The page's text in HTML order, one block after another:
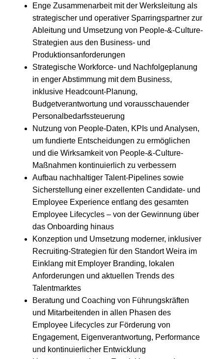
Enge Zusammenarbeit mit der Werksleitung als
strategischer und operativer Sparringspartner zur
Ableitung und Umsetzung von People-&-Culture-
Strategien aus den Business- und
Produktionsanforderungen
Strategische Workforce- und Nachfolgeplanung
in enger Abstimmung mit dem Business,
inklusive Headcount-Planung,
Budgetverantwortung und vorausschauender
Personalbedarfssteuerung
Nutzung von People-Daten, KPIs und Analysen,
um fundierte Entscheidungen zu ermöglichen
und die Wirksamkeit von People-&-Culture-
Maßnahmen kontinuierlich zu verbessern
Aufbau nachhaltiger Talent-Pipelines sowie
Sicherstellung einer exzellenten Candidate- und
Employee Experience entlang des gesamten
Employee Lifecycles – von der Gewinnung über
das Onboarding hinaus
Konzeption und Umsetzung moderner, inklusiver
Recruiting-Strategien für den Standort Weira im
Einklang mit Employer Branding, lokalen
Anforderungen und aktuellen Trends des
Talentmarktes
Beratung und Coaching von Führungskräften
und Mitarbeitenden in allen Phasen des
Employee Lifecycles zur Förderung von
Engagement, Eigenverantwortung, Performance
und kontinuierlicher Entwicklung